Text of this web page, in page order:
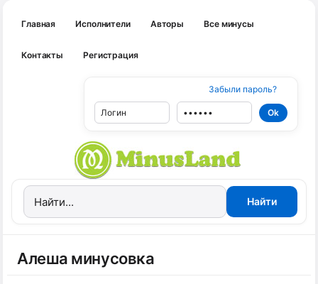
Главная Исполнители Авторы Все минусы
Контакты Регистрация
Забыли пароль?
Алеша минусовка